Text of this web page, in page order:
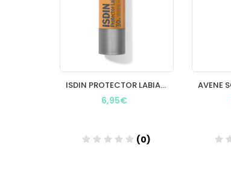
ISDIN PROTECTOR LABIAL SPF 30 4G.
6,95€
(0)